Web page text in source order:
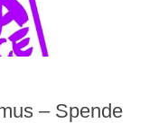
– Spende